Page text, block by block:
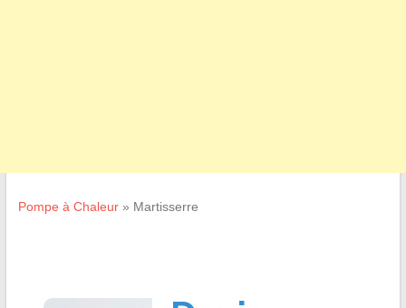
Pompe à Chaleur» Martisserre